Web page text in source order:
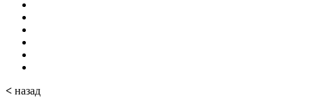
< назад